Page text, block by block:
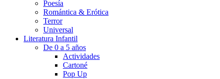
Poesía
Romántica & Erótica
Terror
Universal
Literatura Infantil
De 0 a 5 años
Actividades
Cartoné
Pop Up